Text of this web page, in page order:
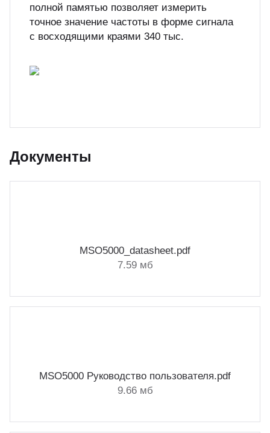
полной памятью позволяет измерить
точное значение частоты в форме сигнала
с восходящими краями 340 тыс.
Документы
MSO5000_datasheet.pdf
7.59 мб
MSO5000 Руководство пользователя.pdf
9.66 мб